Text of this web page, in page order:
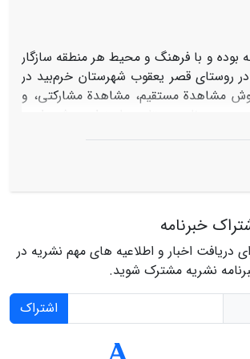
بوده و با فرهنگ و محیط هر منطقه سازگار
روستای قصر یعقوب شهرستان خرم‌بید در
مشاهدة مستقیم، مشاهدة مشارکتی، و
زنان روستایی با عنوان « شیردان»،
می‌پردازد. بر اساس نتایج این تحقیق،
دام‌ها، نهاد اجتماعی را بر اساس آداب
خبرنامه
دریافت اخبار و اطلاعیه های مهم نشریه در
نشریه مشترک شوید.
اشتراک